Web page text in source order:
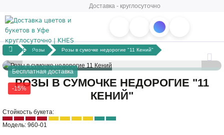
Доставка - круглосуточно
Розы Розы в сумочке недорогие "11 Кений"
Бесплатная доставка
-15%
РОЗЫ В СУМОЧКЕ НЕДОРОГИЕ "11
КЕНИЙ"
Стойкость букета:
Модель: 960-01